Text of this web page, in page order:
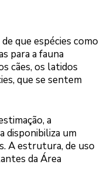
que espécies como
para a fauna
cães, os latidos
que se sentem
a
disponibiliza um
A estrutura, de uso
da Área